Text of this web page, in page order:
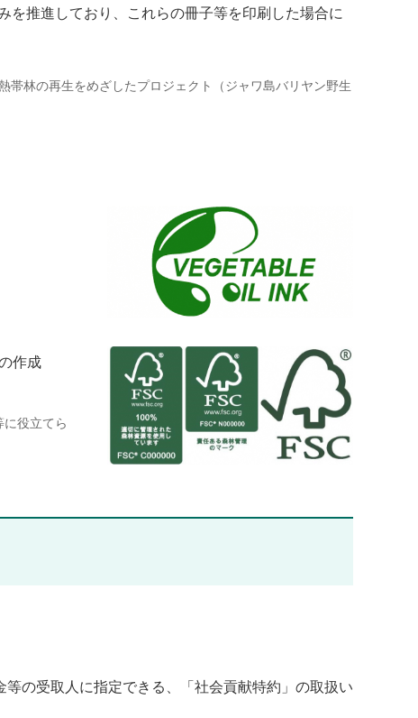
推進しており、これらの冊子等を印刷した場合に
林の再生をめざしたプロジェクト（ジャワ島バリヤン野生
作成
役立てら
の受取人に指定できる、「社会貢献特約」の取扱い